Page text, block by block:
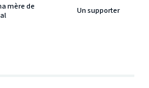
mère de
Un supporter